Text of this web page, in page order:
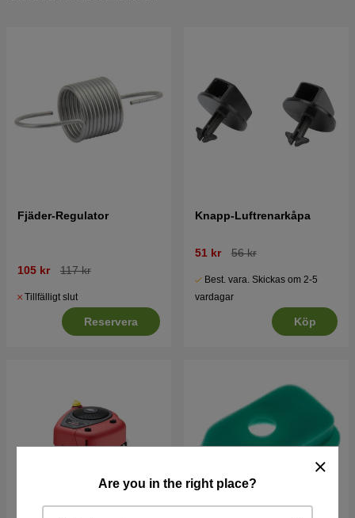
Are you in the right place?
Fjäder-Regulator
105 kr 117 kr
Tillfälligt slut
Reservera
Knapp-Luftrenarkåpa
51 kr 56 kr
Best. vara. Skickas om 2-5
vardagar
Köp